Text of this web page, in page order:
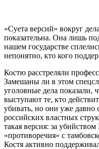
«Суета версий» вокруг
показательна. Она лишь
нашем государстве
непонятно, кто кого
Костю расстреляли
Замешаны ли в этом
уголовные дела показали,
выступают те, кто
убивать, но они уже давно
российских властных
такая версия: за
«противоречия» с
Костя активно